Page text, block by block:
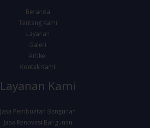
Beranda
Tentang Kami
Layanan
Galeri
Artikel
Kontak Kami
Layanan Kami
Jasa Pembuatan Bangunan
Jasa Renovasi Bangunan